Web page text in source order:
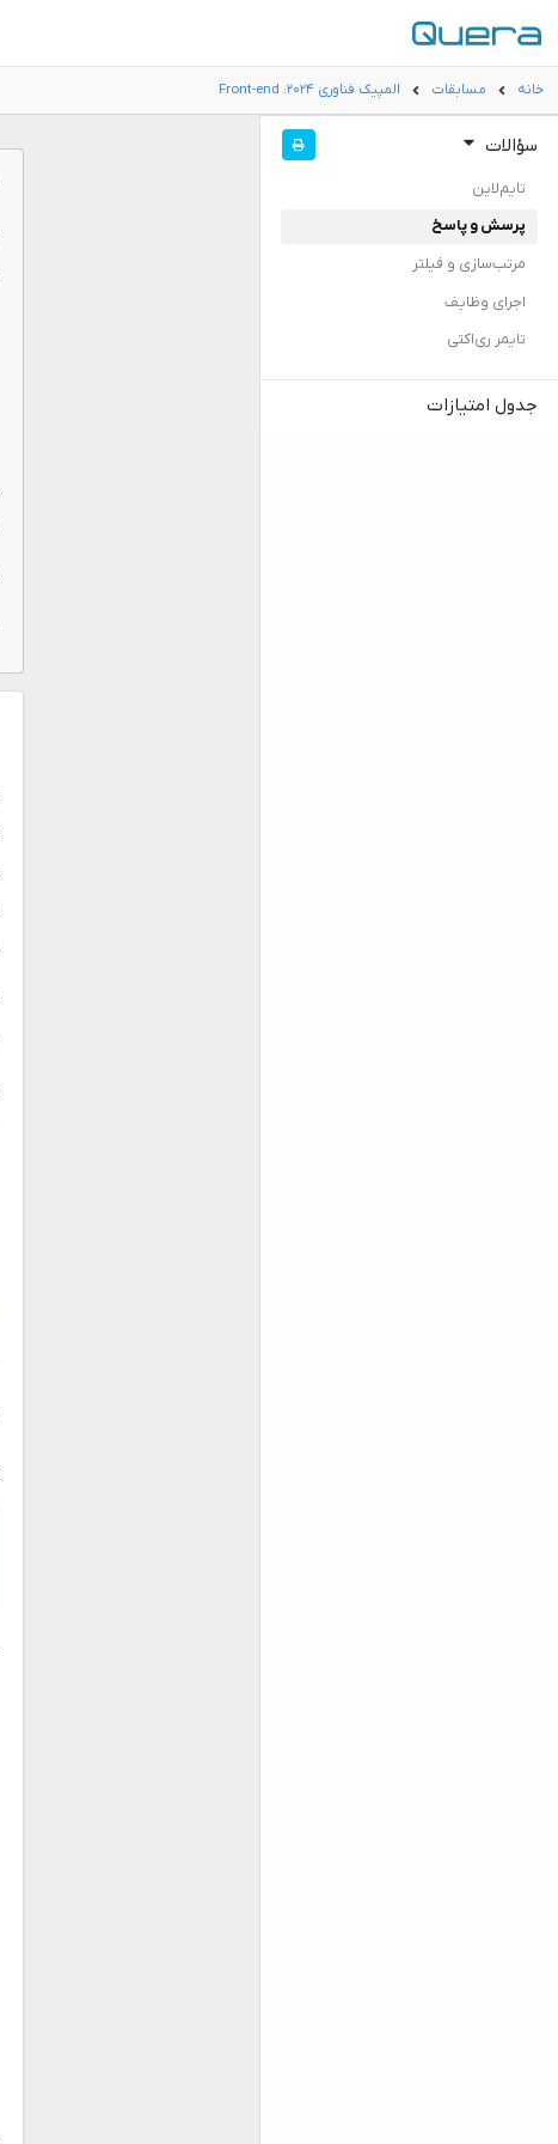
خانه مسابقات المپیک فناوری ۲۰۲۴: Front-end
سؤالات
تایم‌لاین
پرسش و پاسخ
مرتب‌سازی و فیلتر
اجرای وظایف
تایمر ری‌اکتی
جدول امتیازات